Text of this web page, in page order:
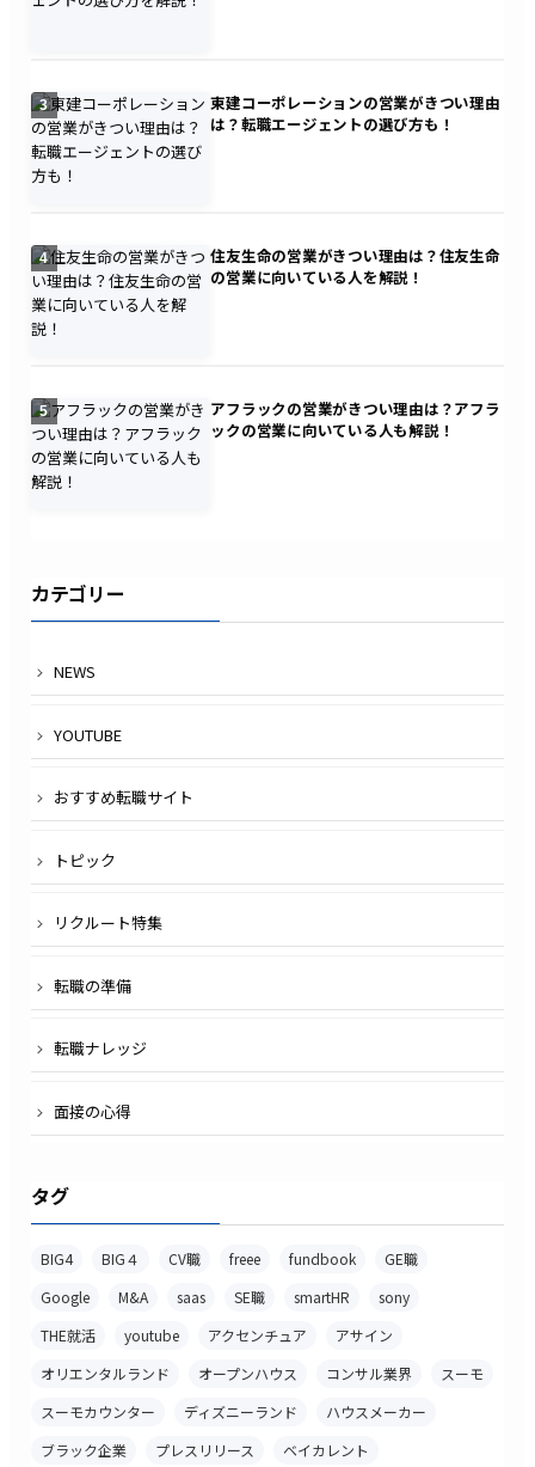
3
東建コーポレーションの営業がきつい理由
は？転職エージェントの選び方も！
4
住友生命の営業がきつい理由は？住友生命
の営業に向いている人を解説！
5
アフラックの営業がきつい理由は？アフラ
ックの営業に向いている人も解説！
カテゴリー
NEWS
YOUTUBE
おすすめ転職サイト
トピック
リクルート特集
転職の準備
転職ナレッジ
面接の心得
タグ
BIG4 BIG４ CV職 freee fundbook
GE職
Google
M&A saas SE職 smartHR
sony
THE就活
youtube アクセンチュア
アサイン
オリエンタルランド
オープンハウス コンサル業界
スーモ
スーモカウンター
ディズニーランド
ハウスメーカー
ブラック企業
プレスリリース
ベイカレント